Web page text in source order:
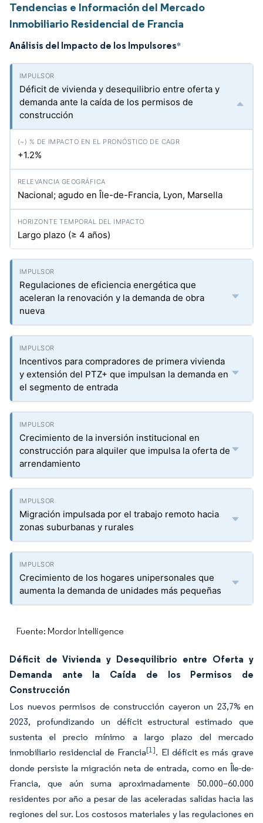
Tendencias e Información del Mercado
Inmobiliario Residencial de Francia
Análisis del Impacto de los Impulsores*
Déficit de vivienda y desequilibrio entre oferta y
demanda ante la caída de los permisos de
construcción
+1.2%
Nacional; agudo en Île-de-Francia, Lyon, Marsella
Largo plazo (≥ 4 años)
Regulaciones de eficiencia energética que
aceleran la renovación y la demanda de obra
nueva
Incentivos para compradores de primera vivienda
y extensión del PTZ+ que impulsan la demanda en
el segmento de entrada
Crecimiento de la inversión institucional en
construcción para alquiler que impulsa la oferta de
arrendamiento
Migración impulsada por el trabajo remoto hacia
zonas suburbanas y rurales
Crecimiento de los hogares unipersonales que
aumenta la demanda de unidades más pequeñas
Fuente: Mordor Intelligence
Déficit de Vivienda y Desequilibrio entre Oferta y
Demanda ante la Caída de los Permisos de
Construcción
Los nuevos permisos de construcción cayeron un 23,7% en
2023, profundizando un déficit estructural estimado que
sustenta el precio mínimo a largo plazo del mercado
inmobiliario residencial de Francia[1]. El déficit es más grave
donde persiste la migración neta de entrada, como en Île-de-
Francia, que aún suma aproximadamente 50.000–60.000
residentes por año a pesar de las aceleradas salidas hacia las
regiones del sur. Los costosos materiales y las regulaciones en